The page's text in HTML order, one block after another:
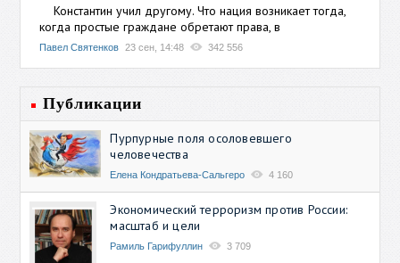
Константин учил другому. Что нация возникает тогда,
когда простые граждане обретают права, в
Павел Святенков 23 сен, 14:48 342 556
Публикации
Пурпурные поля осоловевшего
человечества
Елена Кондратьева-Сальгеро 4 160
Экономический терроризм против России:
масштаб и цели
Рамиль Гарифуллин 3 709